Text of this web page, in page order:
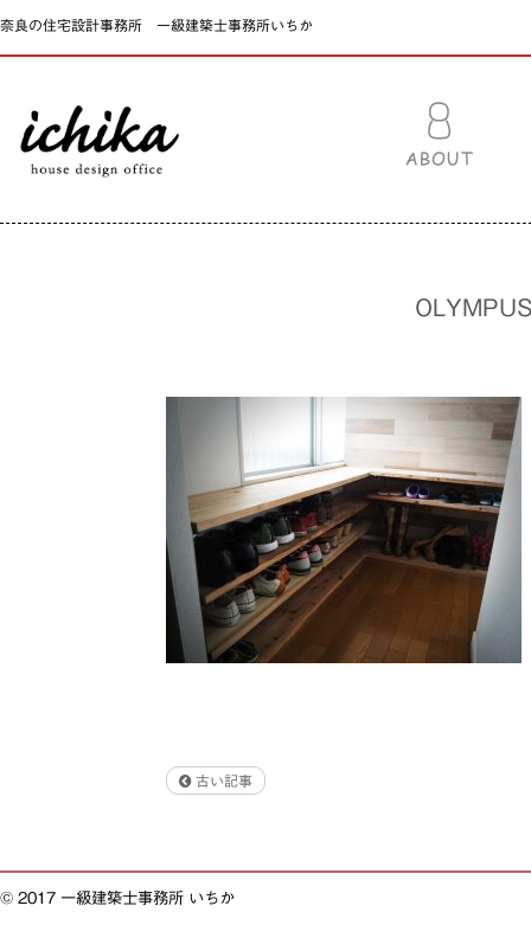
奈良の住宅設計事務所 一級建築士事務所いちか
古い記事
© 2017 一級建築士事務所 いちか